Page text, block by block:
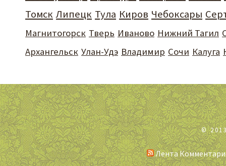
Томск Липецк Тула Киров Чебоксары
Магнитогорск Тверь Иваново Нижний Тагил
Архангельск Улан-Удэ Владимир Сочи Калуга
©
Лента